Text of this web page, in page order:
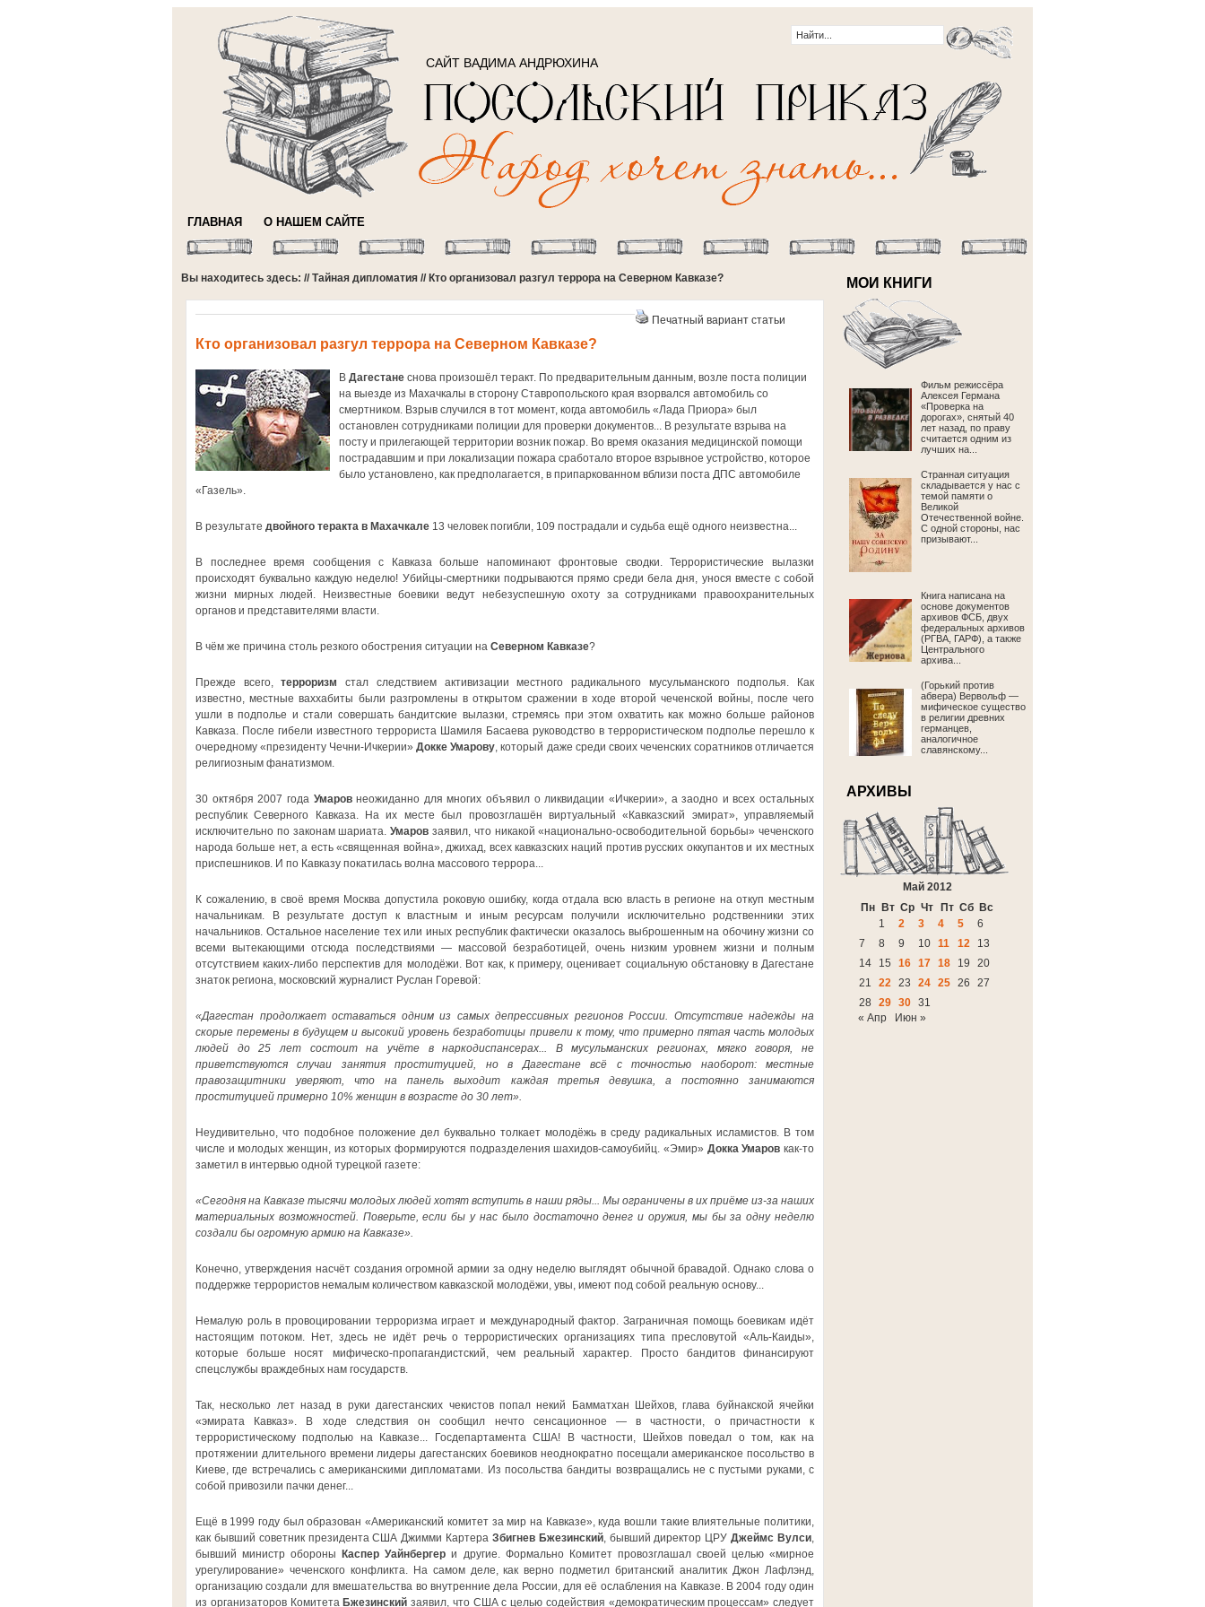
САЙТ ВАДИМА АНДРЮХИНА
ГЛАВНАЯ О НАШЕМ САЙТЕ
Вы находитесь здесь: //Тайная дипломатия // Кто организовал разгул террора на Северном Кавказе?
Печатный вариант статьи
Кто организовал разгул террора на Северном Кавказе?
В Дагестане снова произошёл теракт. По предварительным данным, возле поста полиции
на выезде из Махачкалы в сторону Ставропольского края взорвался автомобиль со
смертником. Взрыв случился в тот момент, когда автомобиль «Лада Приора» был
остановлен сотрудниками полиции для проверки документов... В результате взрыва на
посту и прилегающей территории возник пожар. Во время оказания медицинской помощи
пострадавшим и при локализации пожара сработало второе взрывное устройство, которое
было установлено, как предполагается, в припаркованном вблизи поста ДПС автомобиле
«Газель».
В результате двойного теракта в Махачкале 13 человек погибли, 109 пострадали и судьба ещё одного неизвестна...
В последнее время сообщения с Кавказа больше напоминают фронтовые сводки. Террористические вылазки
происходят буквально каждую неделю! Убийцы-смертники подрываются прямо среди бела дня, унося вместе с собой
жизни мирных людей. Неизвестные боевики ведут небезуспешную охоту за сотрудниками правоохранительных
органов и представителями власти.
В чём же причина столь резкого обострения ситуации на Северном Кавказе?
Прежде всего,терроризм
стал следствием активизации местного радикального мусульманского подполья. Как
известно, местные ваххабиты были разгромлены в открытом сражении в ходе второй чеченской войны, после чего
ушли в подполье и стали совершать бандитские вылазки, стремясь при этом охватить как можно больше районов
Кавказа. После гибели известного террориста Шамиля Басаева руководство в террористическом подполье перешло к
очередному «президенту Чечни-Ичкерии»Докке Умарову, который даже среди своих чеченских соратников отличается
религиозным фанатизмом.
30 октября 2007 года Умаровнеожиданно для многих объявил о ликвидации «Ичкерии», а заодно и всех остальных
республик Северного Кавказа. На их месте был провозглашён виртуальный «Кавказский эмират», управляемый
исключительно по законам шариата.Умаров заявил, что никакой «национально-освободительной борьбы» чеченского
народа больше нет, а есть «священная война», джихад, всех кавказских наций против русских оккупантов и их местных
приспешников. И по Кавказу покатилась волна массового террора...
К сожалению, в своё время Москва допустила роковую ошибку, когда отдала всю власть в регионе на откуп местным
начальникам. В результате доступ к властным и иным ресурсам получили исключительно родственники этих
начальников. Остальное население тех или иных республик фактически оказалось выброшенным на обочину жизни со
всеми вытекающими отсюда последствиями — массовой безработицей, очень низким уровнем жизни и полным
отсутствием каких-либо перспектив для молодёжи. Вот как, к примеру, оценивает социальную обстановку в Дагестане
знаток региона, московский журналист Руслан Горевой:
«Дагестан продолжает оставаться одним из самых депрессивных регионов России. Отсутствие надежды на
скорые перемены в будущем и высокий уровень безработицы привели к тому, что примерно пятая часть молодых
людей до 25 лет состоит на учёте в наркодиспансерах... В мусульманских регионах, мягко говоря, не
приветствуются случаи занятия проституцией, но в Дагестане всё с точностью наоборот: местные
правозащитники уверяют, что на панель выходит каждая третья девушка, а постоянно занимаются
проституцией примерно 10% женщин в возрасте до 30 лет».
Неудивительно, что подобное положение дел буквально толкает молодёжь в среду радикальных исламистов. В том
числе и молодых женщин, из которых формируются подразделения шахидов-самоубийц. «Эмир» Докка Умаров как-то
заметил в интервью одной турецкой газете:
«Сегодня на Кавказе тысячи молодых людей хотят вступить в наши ряды... Мы ограничены в их приёме из-за наших
материальных возможностей. Поверьте, если бы у нас было достаточно денег и оружия, мы бы за одну неделю
создали бы огромную армию на Кавказе».
Конечно, утверждения насчёт создания огромной армии за одну неделю выглядят обычной бравадой. Однако слова о
поддержке террористов немалым количеством кавказской молодёжи, увы, имеют под собой реальную основу...
Немалую роль в провоцировании терроризма играет и международный фактор. Заграничная помощь боевикам идёт
настоящим потоком. Нет, здесь не идёт речь о террористических организациях типа пресловутой «Аль-Каиды»,
которые больше носят мифическо-пропагандистский, чем реальный характер. Просто бандитов финансируют
спецслужбы враждебных нам государств.
Так, несколько лет назад в руки дагестанских чекистов попал некий Бамматхан Шейхов, глава буйнакской ячейки
«эмирата Кавказ». В ходе следствия он сообщил нечто сенсационное — в частности, о причастности к
террористическому подполью на Кавказе... Госдепартамента США! В частности, Шейхов поведал о том, как на
протяжении длительного времени лидеры дагестанских боевиков неоднократно посещали американское посольство в
Киеве, где встречались с американскими дипломатами. Из посольства бандиты возвращались не с пустыми руками, с
собой привозили пачки денег...
Ещё в 1999 году был образован «Американский комитет за мир на Кавказе», куда вошли такие влиятельные политики,
как бывший советник президента США Джимми Картера Збигнев Бжезинский, бывший директор ЦРУДжеймс Вулси,
бывший министр обороны
Каспер Уайнбергер и другие. Формально Комитет провозглашал своей целью «мирное
урегулирование» чеченского конфликта. На самом деле, как верно подметил британский аналитик Джон Лафлэнд,
организацию создали для вмешательства во внутренние дела России, для её ослабления на Кавказе. В 2004 году один
из организаторов Комитета Бжезинский заявил, что США с целью содействия «демократическим процессам» следует
МОИ КНИГИ
Фильм режиссёра
Алексея Германа
«Проверка на
дорогах», снятый 40
лет назад, по праву
считается одним из
лучших на...
Странная ситуация
складывается у нас с
темой памяти о
Великой
Отечественной войне.
С одной стороны, нас
призывают...
Книга написана на
основе документов
архивов ФСБ, двух
федеральных архивов
(РГВА, ГАРФ), а также
Центрального
архива...
(Горький против
абвера) Вервольф —
мифическое существо
в религии древних
германцев,
аналогичное
славянскому...
АРХИВЫ
Май 2012
Пн
Вт Ср Чт Пт Сб Вс
1
2 3 4 5
6
7
8 9 10 11 12
13
14
15 16 17 18 19
20
21
22 23 24 25 26
27
28
29 30 31
« Апр
Июн »